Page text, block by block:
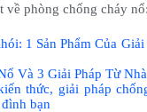
về phòng chống cháy nổ:
1 Sản Phẩm Của
Và 3 Giải Pháp Từ
thức, giải pháp
bạn